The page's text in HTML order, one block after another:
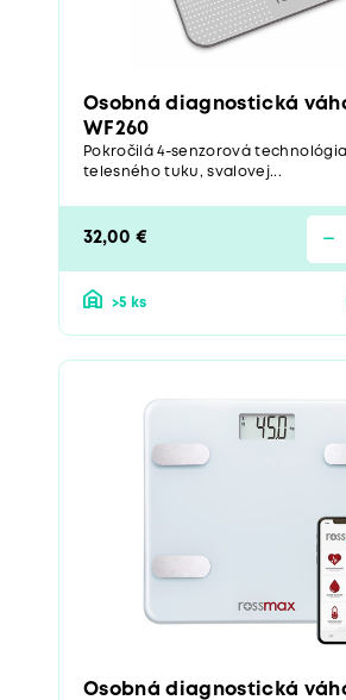
Osobná diagnostická
WF260
Pokročilá 4-senzorová
telesného tuku, svalovej...
32,00 €
>5 ks
Osobná diagnostická